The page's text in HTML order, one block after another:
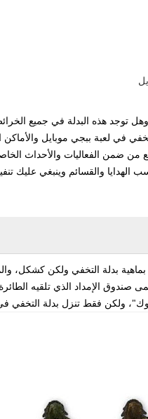
توجد هذه البدلة في جميع
لعبة ببجي موبايل والأماكن
من ضمن الفعاليات والأحداث
الهدايا والقسائم وينبغي عليك
بدلة التخفي ولكن كشكل،
الإمداد الذي تلقيه الطائرة
ولكن فقط تنزل بدلة